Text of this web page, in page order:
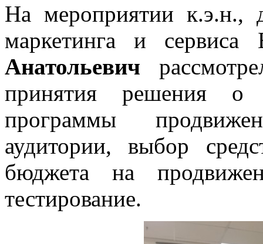
На мероприятии к.э.н.,
маркетинга и
Анатольевич
принятия решения о
программы
аудитории, выбор
бюджета на
тестирование.